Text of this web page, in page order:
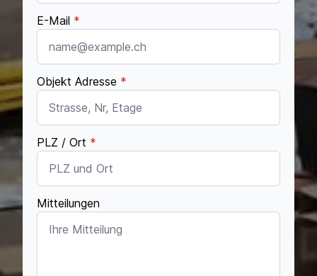
E-Mail *
Objekt Adresse *
PLZ / Ort *
Mitteilungen